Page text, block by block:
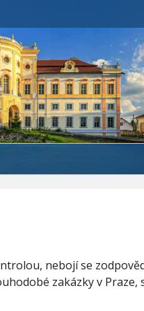
nebojí se
zakázky v Praze,